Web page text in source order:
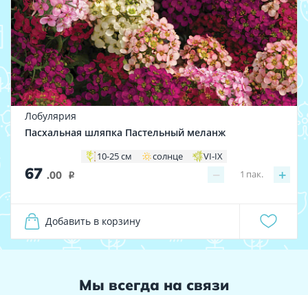
Лобулярия
Пасхальная шляпка Пастельный меланж
10-25 см солнце VI-IX
67 .00 i − +
1 пак.
Добавить в корзину
Мы всегда на связи